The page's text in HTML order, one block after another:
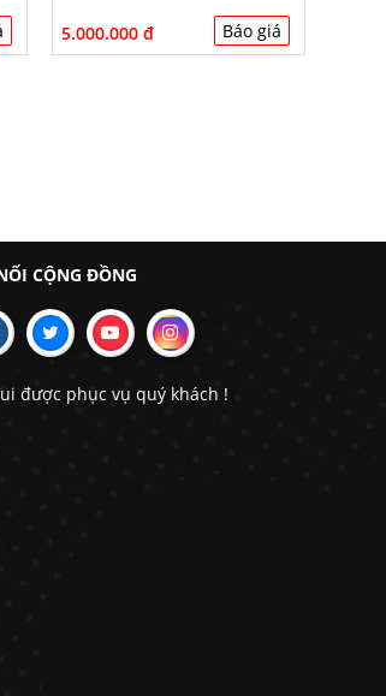
5.000.000 đ Báo giá
CỘNG ĐỒNG
được phục vụ quý khách !